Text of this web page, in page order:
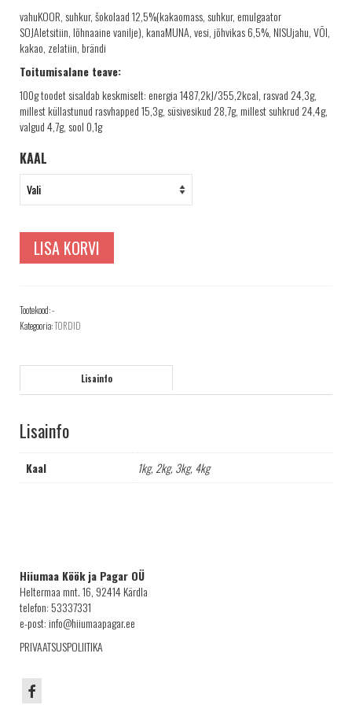
PROJEKTID
PAKUME TÖÖD
vahuKOOR, suhkur, šokolaad 12,5%(kakaomass, suhkur, emulgaator
SOJAletsitiin, lõhnaaine vanilje), kanaMUNA, vesi, jõhvikas 6,5%, NISUjahu, VÕI,
kakao, zelatiin, brändi
Toitumisalane teave:
100g toodet sisaldab keskmiselt: energia 1487,2kJ/355,2kcal, rasvad 24,3g,
millest küllastunud rasvhapped 15,3g, süsivesikud 28,7g, millest suhkrud 24,4g,
valgud 4,7g, sool 0,1g
KAAL
LISA KORVI
Tootekood:-
Kategooria:TORDID
Lisainfo
Lisainfo
Kaal 1kg, 2kg, 3kg, 4kg
Hiiumaa Köök ja Pagar OÜ
Heltermaa mnt. 16, 92414 Kärdla
telefon: 53337331
e-post: info@hiiumaapagar.ee
PRIVAATSUSPOLIITIKA